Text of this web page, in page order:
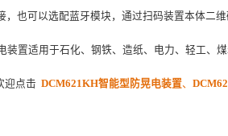
，也可以选配蓝牙模块，通过扫码装置本体二
装置适用于石化、钢铁、造纸、电力、轻工、煤
迎点击 DCM621KH智能型防晃电装置、